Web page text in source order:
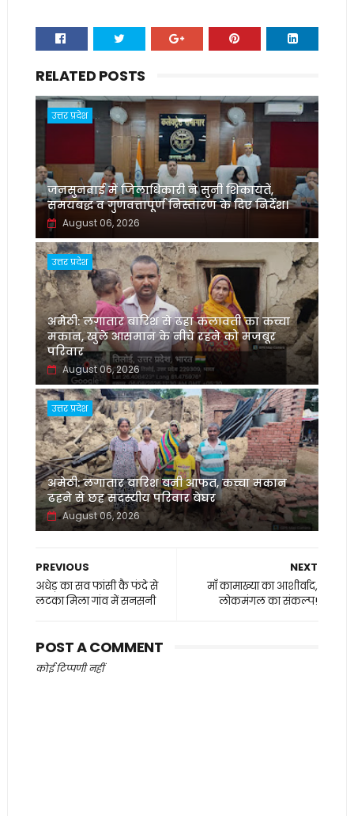
RELATED POSTS
उत्तर प्रदेश
जनसुनवाई में जिलाधिकारी ने सुनीं शिकायतें,
समयबद्ध व गुणवत्तापूर्ण निस्तारण के दिए निर्देश।
August 06, 2026
उत्तर प्रदेश
अमेठी: लगातार बारिश से ढहा कलावती का कच्चा
मकान, खुले आसमान के नीचे रहने को मजबूर
परिवार
August 06, 2026
उत्तर प्रदेश
अमेठी: लगातार बारिश बनी आफत, कच्चा मकान
ढहने से छह सदस्यीय परिवार बेघर
August 06, 2026
NEXT
माँ कामाख्या का आशीर्वाद,
लोकमंगल का संकल्प!
PREVIOUS
अधेड़ का सव फांसी कै फंदे से
लटका मिला गांव में सनसनी
POST A COMMENT
कोई टिप्पणी नहीं